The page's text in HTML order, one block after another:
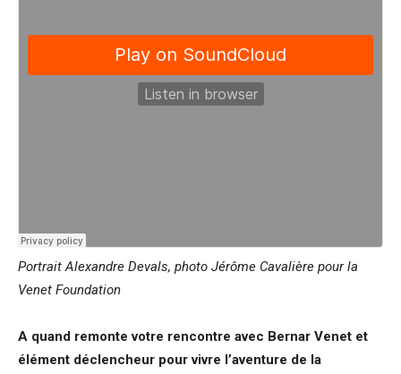
Portrait Alexandre Devals, photo Jérôme Cavalière pour la
Venet Foundation
A quand remonte votre rencontre avec Bernar Venet et
élément déclencheur pour vivre l’aventure de la